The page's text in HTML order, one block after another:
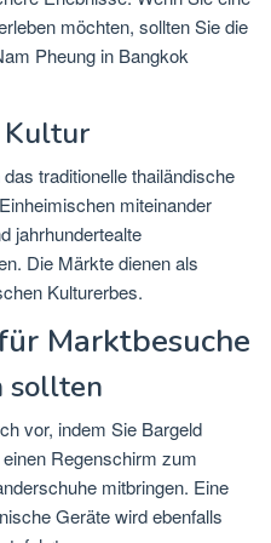
möchten, sollten Sie die
Pheung in Bangkok
Kultur
traditionelle thailändische
miteinander
jahrhundertealte
Die Märkte dienen als
Kulturerbes.
Marktbesuche
sollten
vor, indem Sie Bargeld
Regenschirm zum
mitbringen. Eine
Geräte wird ebenfalls